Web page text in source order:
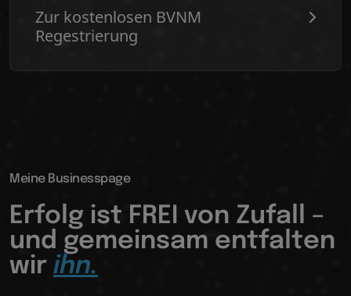
Zur kostenlosen BVNM
Regestrierung
Meine Businesspage
Erfolg ist FREI von Zufall –
und gemeinsam entfalten
wir ihn.